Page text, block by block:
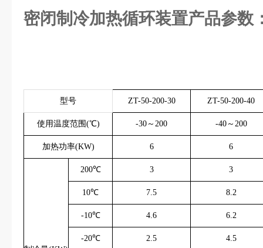
密闭制冷加热循环装置产品参数
型号 ZT-50-200-30 ZT-50-200-40
使用温度范围(℃) -30～200 -40～200
加热功率(KW) 6 6
200℃ 3 3
10℃ 7.5 8.2
-10℃ 4.6 6.2
-20℃ 2.5 4.5